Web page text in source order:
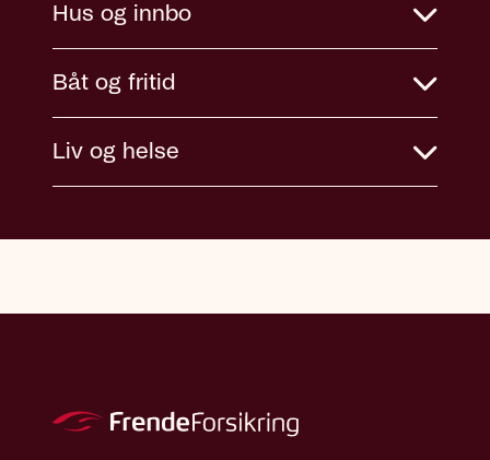
Hus og innbo
Båt og fritid
Liv og helse